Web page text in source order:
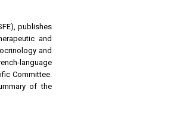
publishes
and
and
language
Committee.
of the
named "Les